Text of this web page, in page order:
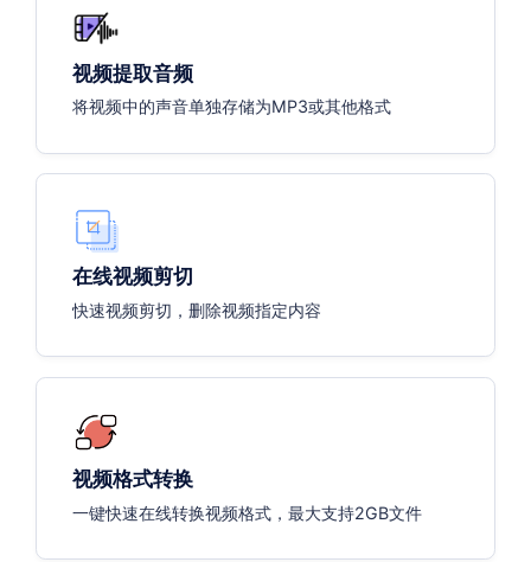
视频提取音频
将视频中的声音单独存储为MP3或其他格式
在线视频剪切
快速视频剪切，删除视频指定内容
视频格式转换
一键快速在线转换视频格式，最大支持2GB文件